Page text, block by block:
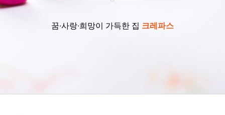
꿈∙사랑∙희망이 가득한 집 크레파스